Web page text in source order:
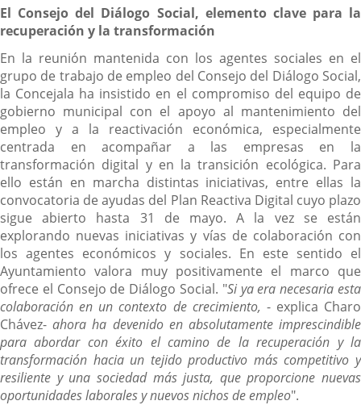
El Consejo del Diálogo Social, elemento clave para la
recuperación y la transformación
En la reunión mantenida con los agentes sociales en el
grupo de trabajo de empleo del Consejo del Diálogo Social,
la Concejala ha insistido en el compromiso del equipo de
gobierno municipal con el apoyo al mantenimiento del
empleo y a la reactivación económica, especialmente
centrada en acompañar a las empresas en la
transformación digital y en la transición ecológica. Para
ello están en marcha distintas iniciativas, entre ellas la
convocatoria de ayudas del Plan Reactiva Digital cuyo plazo
sigue abierto hasta 31 de mayo. A la vez se están
explorando nuevas iniciativas y vías de colaboración con
los agentes económicos y sociales. En este sentido el
Ayuntamiento valora muy positivamente el marco que
ofrece el Consejo de Diálogo Social. "Si ya era necesaria esta
colaboración en un contexto de crecimiento, - explica Charo
Chávez-ahora ha devenido en absolutamente imprescindible
para abordar con éxito el camino de la recuperación y la
transformación hacia un tejido productivo más competitivo y
resiliente y una sociedad más justa, que proporcione nuevas
oportunidades laborales y nuevos nichos de empleo".